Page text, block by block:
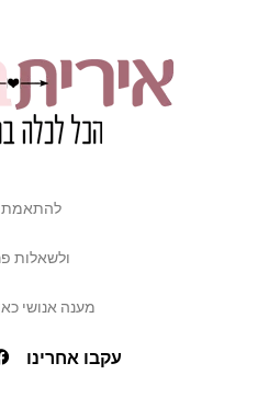
להתאמת
ולשאלות
מענה אנושי
עקבו אחרינו